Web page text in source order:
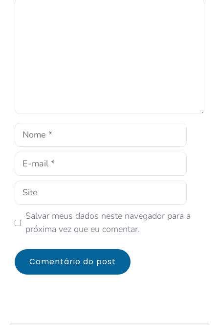
Salvar meus dados neste navegador para a
próxima vez que eu comentar.